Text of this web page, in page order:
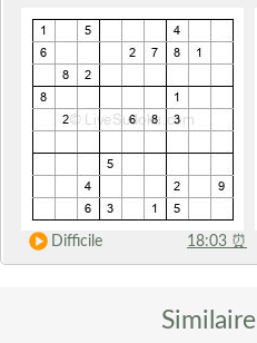
Difficile 18:03 ⏰
Similaire